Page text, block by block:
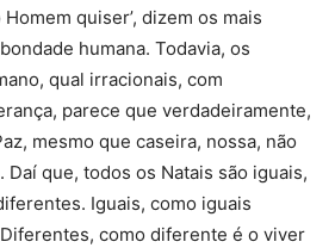
quiser’, dizem os mais
humana. Todavia, os
qual irracionais, com
parece que verdadeiramente,
mesmo que caseira, nossa, não
que, todos os Natais são iguais,
Iguais, como iguais
como diferente é o viver